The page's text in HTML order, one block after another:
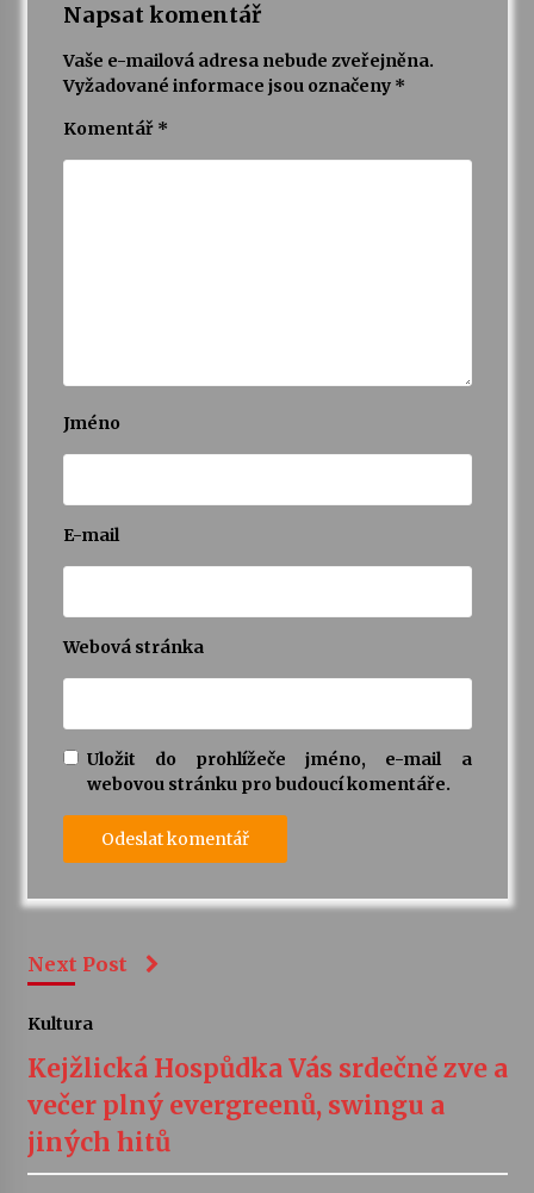
odkaz Josefa Čapka
13. 7. 2026
Napsat komentář
Vaše e-mailová adresa nebude zveřejněna.
Vyžadované informace jsou označeny *
Komentář *
Jméno
E-mail
Webová stránka
Uložit do prohlížeče jméno, e-mail a
webovou stránku pro budoucí komentáře.
Next Post
Kultura
Kejžlická Hospůdka Vás srdečně zve a
večer plný evergreenů, swingu a
jiných hitů